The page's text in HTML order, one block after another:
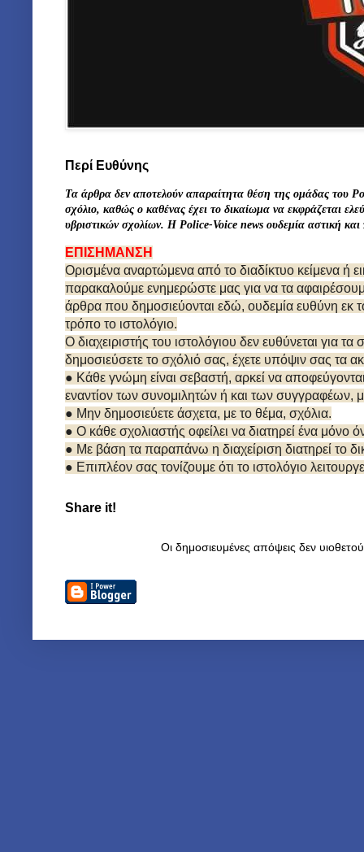
Περί Ευθύνης
Τα άρθρα δεν αποτελούν απαραίτητα θέση της ομάδας του
σχόλιο, καθώς ο καθένας έχει το δικαίωμα να εκφράζεται
υβριστικών σχολίων. Η Police-Voice news ουδεμία αστική και
ΕΠΙΣΗΜΑΝΣΗ
Ορισμένα αναρτώμενα από το διαδίκτυο κείμενα ή
παρακαλούμε ενημερώστε μας για να τα
άρθρα που δημοσιεύονται εδώ, ουδεμία ευθύνη εκ
τρόπο το ιστολόγιο.
Ο διαχειριστής του ιστολόγιου δεν ευθύνεται για
δημοσιεύσετε το σχόλιό σας, έχετε υπόψιν σας τα
● Κάθε γνώμη είναι σεβαστή, αρκεί να
εναντίον των συνομιλητών ή και των συγγραφέων,
● Μην δημοσιεύετε άσχετα, με το θέμα, σχόλια.
● Ο κάθε σχολιαστής οφείλει να διατηρεί ένα
● Με βάση τα παραπάνω η διαχείριση διατηρεί το
● Επιπλέον σας τονίζουμε ότι το ιστολόγιο
Share it!
Οι δημοσιευμένες απόψεις δεν